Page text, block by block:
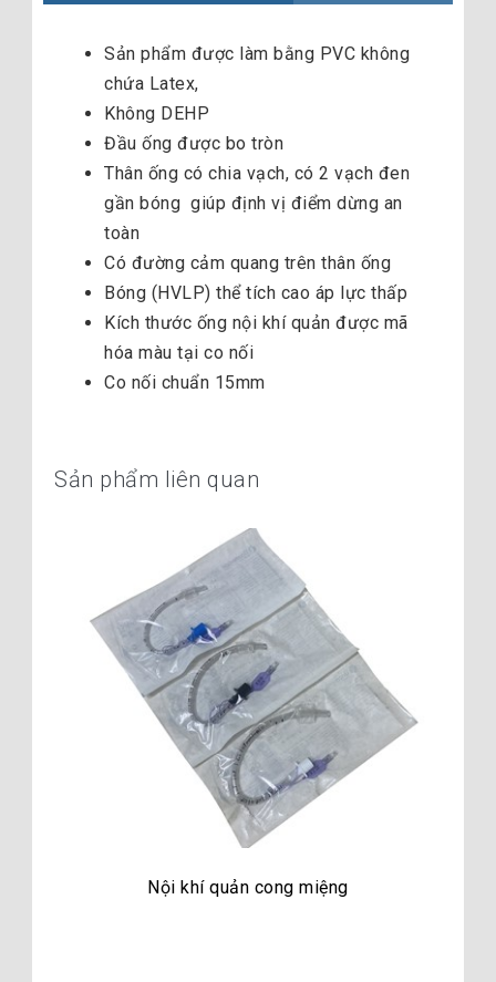
Sản phẩm được làm bằng PVC không
chứa Latex,
Không DEHP
Đầu ống được bo tròn
Thân ống có chia vạch, có 2 vạch đen
gần bóng giúp định vị điểm dừng an
toàn
Có đường cảm quang trên thân ống
Bóng (HVLP) thể tích cao áp lực thấp
Kích thước ống nội khí quản được mã
hóa màu tại co nối
Co nối chuẩn 15mm
Sản phẩm liên quan
Nội khí quản cong miệng